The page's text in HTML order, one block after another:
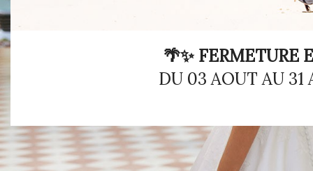
🌴✨ FERMETURE
DU 03 AOUT AU 31